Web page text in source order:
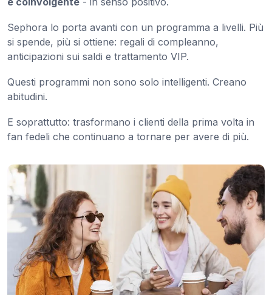
Sephora lo porta avanti con un programma a livelli. Più
si spende, più si ottiene: regali di compleanno,
anticipazioni sui saldi e trattamento VIP.
Questi programmi non sono solo intelligenti. Creano
abitudini.
E soprattutto: trasformano i clienti della prima volta in
fan fedeli che continuano a tornare per avere di più.